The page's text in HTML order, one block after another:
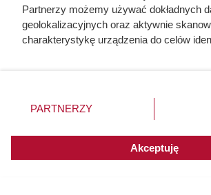
Dziennikarze ujawnili
Partnerzy możemy używać dokładnych
geolokalizacyjnych oraz aktywnie
charakterystykę urządzenia do celów
zmienić/wycofać klikając przycisk
znajdujący się w lewym dolnym rogu
użytkownika, ale masz prawo sprzeciwić
przetwarzaniu. Preferencje będą miały
PARTNERZY
Akceptuję